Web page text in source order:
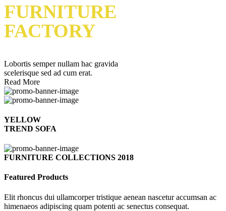
FURNITURE
FACTORY
Lobortis semper nullam hac gravida
scelerisque sed ad cum erat.
Read More
YELLOW
TREND SOFA
FURNITURE COLLECTIONS 2018
Featured Products
Elit rhoncus dui ullamcorper tristique aenean nascetur accumsan ac
himenaeos adipiscing quam potenti ac senectus consequat.